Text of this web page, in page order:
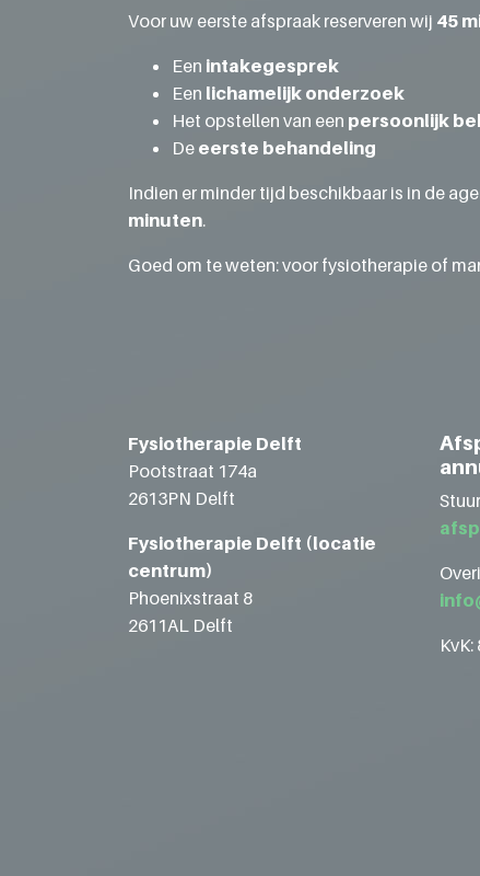
Voor uw eerste afspraak reserveren wij 45
Een intakegesprek
Een lichamelijk onderzoek
Het opstellen van een persoonlijk
De eerste behandeling
Indien er minder tijd beschikbaar is in de
minuten.
Goed om te weten: voor fysiotherapie of
Fysiotherapie Delft
Pootstraat 174a
2613PN Delft
Fysiotherapie Delft (locatie
centrum)
Phoenixstraat 8
2611AL Delft